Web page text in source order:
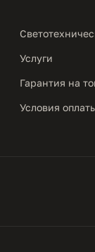
Услуги
Гарантия на
Условия